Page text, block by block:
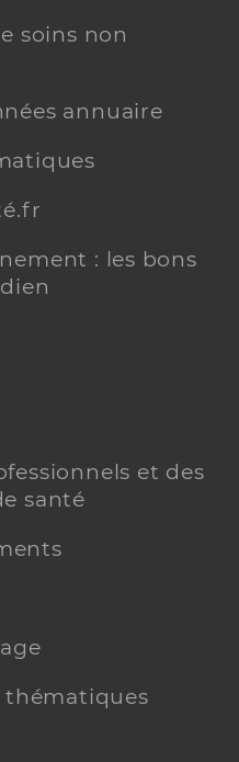
soins non
annuaire
: les bons
et des
santé
thématiques